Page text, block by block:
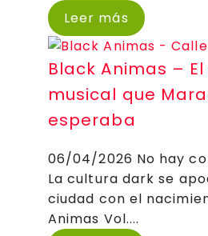
Leer más
Black Animas –
musical que
esperaba
06/04/2026 No hay
La cultura dark se
ciudad con el
Animas Vol....